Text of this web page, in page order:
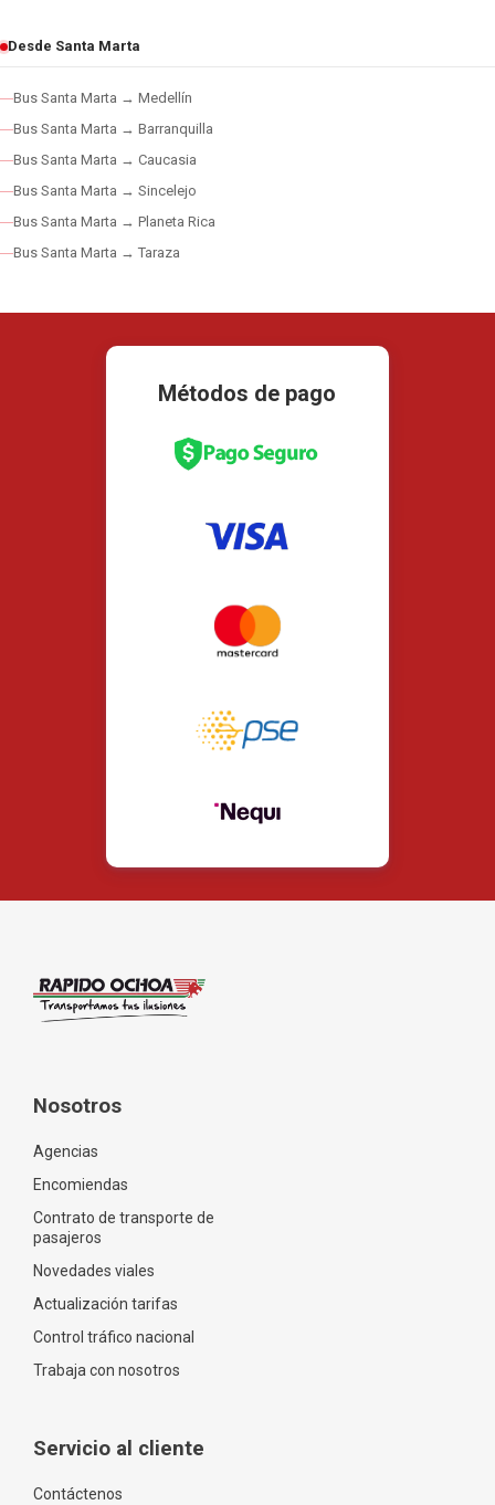
Desde Santa Marta
Bus Santa Marta → Medellín
Bus Santa Marta → Barranquilla
Bus Santa Marta → Caucasia
Bus Santa Marta → Sincelejo
Bus Santa Marta → Planeta Rica
Bus Santa Marta → Taraza
Métodos de pago
Nosotros
Agencias
Encomiendas
Contrato de transporte de
pasajeros
Novedades viales
Actualización tarifas
Control tráfico nacional
Trabaja con nosotros
Servicio al cliente
Contáctenos